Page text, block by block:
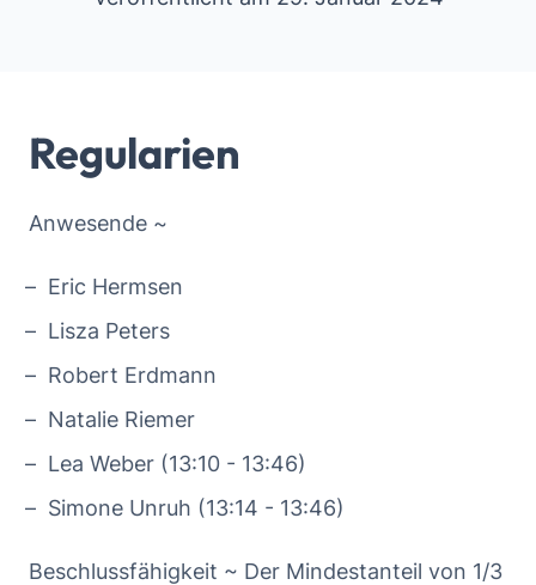
Regularien
Anwesende ~
Eric Hermsen
Lisza Peters
Robert Erdmann
Natalie Riemer
Lea Weber (13:10 - 13:46)
Simone Unruh (13:14 - 13:46)
Beschlussfähigkeit ~ Der Mindestanteil von 1/3